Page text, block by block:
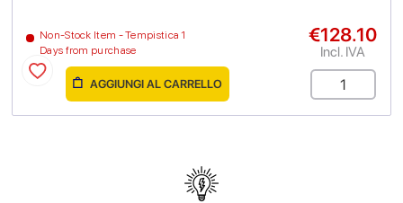
Non-Stock Item - Tempistica 1
Days from purchase
€128.10
Incl. IVA
AGGIUNGI AL CARRELLO